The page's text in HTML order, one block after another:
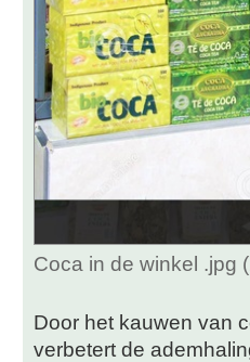
Coca in de winkel .jpg
Door het kauwen van
verbetert de